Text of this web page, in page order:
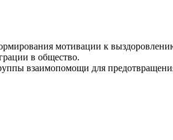
мотивации к
в общество.
взаимопомощи для